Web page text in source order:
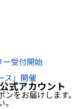
ー受付開始
ス」開催
式アカウント
をお届けします。